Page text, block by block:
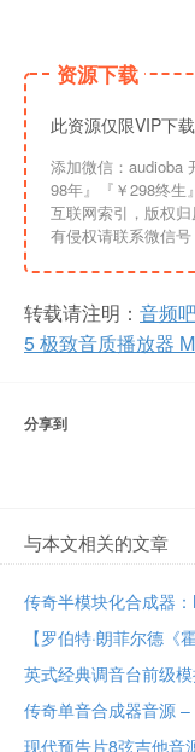
资源下载
此资源仅限VIP下
添加微信：audioba 开通会员 | 『￥68 月』 『￥98季度』『￥1
98年』『￥298终生』| 链接失效请联系更换。资讯信息
互联网索引，版权
有侵权请联系微信
转载请注明： 音频
5 极致音质播放器
分享到
与本文相关的文章